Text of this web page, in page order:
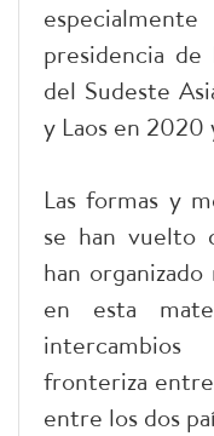
presidencia de
del Sudeste
y Laos en
Las formas y
se han vuelto
han
en esta
fronteriza
entre los dos